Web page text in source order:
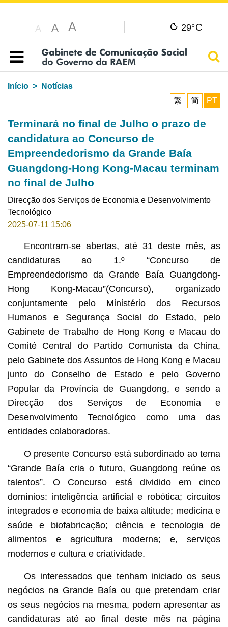
A A A 29°C
Índice
Início
Notícias
繁
简 PT
Terminará no final de Julho o prazo de
candidatura ao Concurso de
Empreendedorismo da Grande Baía
Guangdong-Hong Kong-Macau terminam
no final de Julho
Direcção dos Serviços de Economia e Desenvolvimento
Tecnológico
2025-07-11 15:06
Encontram-se abertas, até 31 deste mês, as
candidaturas ao 1.º “Concurso de
Empreendedorismo da Grande Baía Guangdong-
Hong Kong-Macau”(Concurso), organizado
conjuntamente pelo Ministério dos Recursos
Humanos e Segurança Social do Estado, pelo
Gabinete de Trabalho de Hong Kong e Macau do
Comité Central do Partido Comunista da China,
pelo Gabinete dos Assuntos de Hong Kong e Macau
junto do Conselho de Estado e pelo Governo
Popular da Província de Guangdong, e sendo a
Direcção dos Serviços de Economia e
Desenvolvimento Tecnológico como uma das
entidades colaboradoras.
O presente Concurso está subordinado ao tema
“Grande Baía cria o futuro, Guangdong reúne os
talentos”. O Concurso está dividido em cinco
domínios: inteligência artificial e robótica; circuitos
integrados e economia de baixa altitude; medicina e
saúde e biofabricação; ciência e tecnologia de
alimentos e agricultura moderna; e, serviços
modernos e cultura e criatividade.
Os interessados que tenham iniciado os seus
negócios na Grande Baía ou que pretendam criar
os seus negócios na mesma, podem apresentar as
candidaturas até ao final deste mês na página